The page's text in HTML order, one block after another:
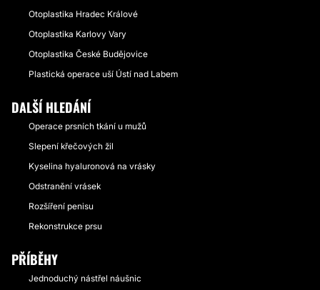
Otoplastika Hradec Králové
Otoplastika Karlovy Vary
Otoplastika České Budějovice
Plastická operace uší Ústí nad Labem
DALŠÍ HLEDÁNÍ
Operace prsních tkání u mužů
Slepení křečových žil
Kyselina hyaluronová na vrásky
Odstranění vrásek
Rozšíření penisu
Rekonstrukce prsu
PŘÍBĚHY
Jednoduchý nástřel náušnic